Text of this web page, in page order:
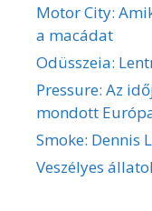
Motor City:
a macádat
Odüsszeia:
Pressure: Az
mondott
Smoke: Dennis
Veszélyes